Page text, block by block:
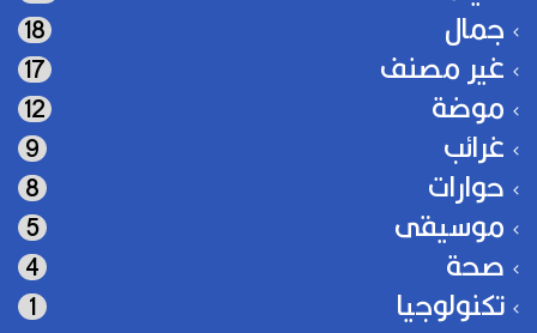
جمال 18
غير مصنف 17
موضة 12
غرائب 9
حوارات 8
موسيقى 5
صحة 4
تكنولوجيا 1